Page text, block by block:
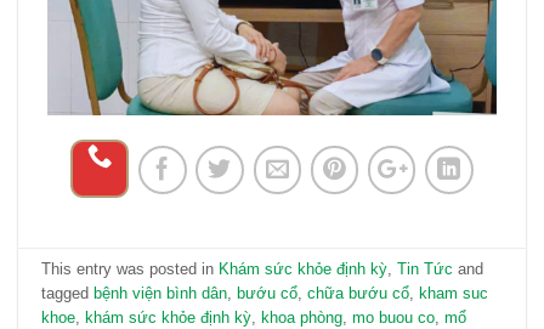
This entry was posted in Khám sức khỏe định kỳ ,Tin Tức and
tagged bệnh viện bình dân bướu cổ ,chữa bướu cổ
kham suc
khoe
khám sức khỏe định kỳ khoa phòng ,mo buou co ,mổ